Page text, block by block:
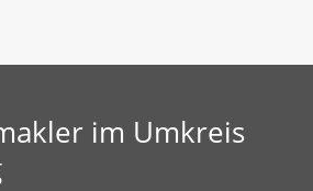
im Umkreis